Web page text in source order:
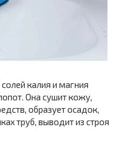
калия и магния
Она сушит кожу,
образует осадок,
труб, выводит из строя